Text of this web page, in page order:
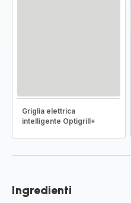
Griglia elettrica
intelligente Optigrill+
Ingredienti